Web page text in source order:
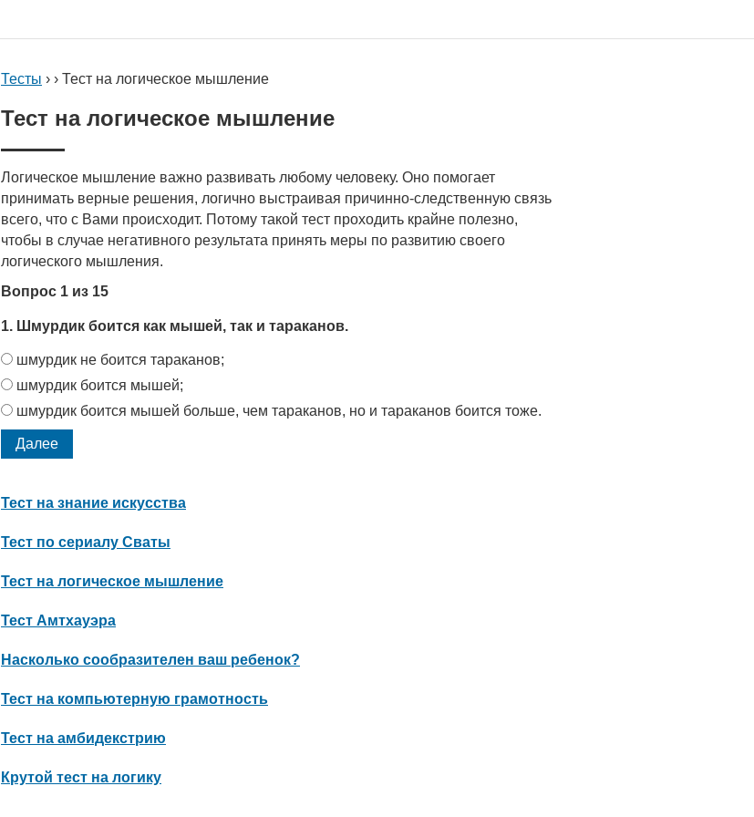
Тесты › › Тест на логическое мышление
Тест на логическое мышление
Логическое мышление важно развивать любому человеку. Оно помогает
принимать верные решения, логично выстраивая причинно-следственную связь
всего, что с Вами происходит. Потому такой тест проходить крайне полезно,
чтобы в случае негативного результата принять меры по развитию своего
логического мышления.
Вопрос 1 из 15
1. Шмурдик боится как мышей, так и тараканов.
шмурдик не боится тараканов;
шмурдик боится мышей;
шмурдик боится мышей больше, чем тараканов, но и тараканов боится тоже.
Тест на знание искусства
Тест по сериалу Сваты
Тест на логическое мышление
Тест Амтхауэра
Насколько сообразителен ваш ребенок?
Тест на компьютерную грамотность
Тест на амбидекстрию
Крутой тест на логику